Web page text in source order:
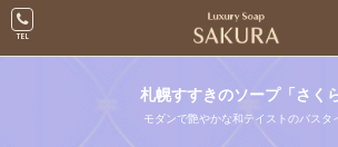
札幌すすきのソープ「さくら
モダンで艶やかな和テイストのバスタ